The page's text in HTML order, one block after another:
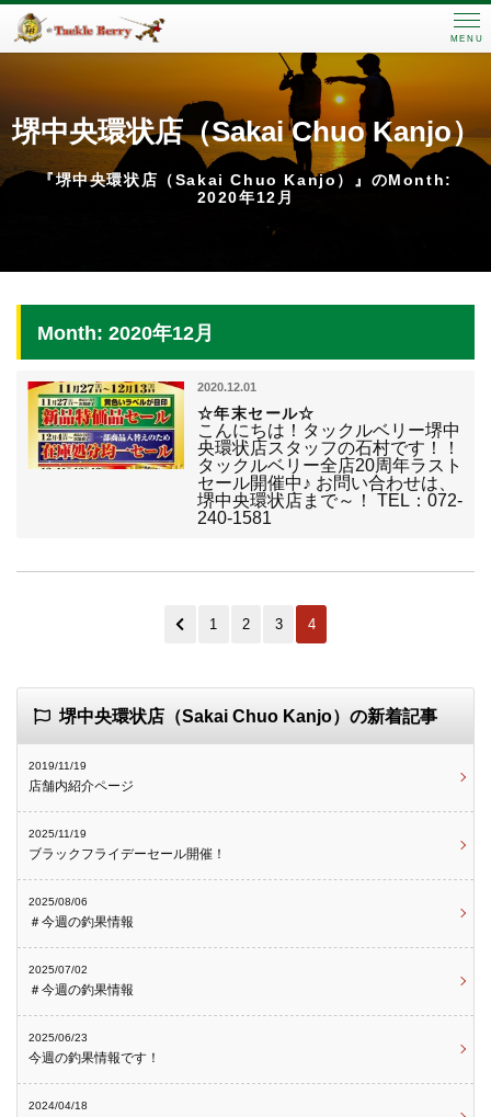
MENU
堺中央環状店（Sakai Chuo Kanjo）
『堺中央環状店（Sakai Chuo Kanjo）』のMonth:
2020年12月
Month: 2020年12月
2020.12.01
☆年末セール☆
こんにちは！タックルベリー堺中
央環状店スタッフの石村です！！
タックルベリー全店20周年ラスト
セール開催中♪ お問い合わせは、
堺中央環状店まで～！ TEL：072-
240-1581
1 2 3 4
堺中央環状店（Sakai Chuo Kanjo）の新着記事
2019/11/19
店舗内紹介ページ
2025/11/19
ブラックフライデーセール開催！
2025/08/06
＃今週の釣果情報
2025/07/02
＃今週の釣果情報
2025/06/23
今週の釣果情報です！
2024/04/18